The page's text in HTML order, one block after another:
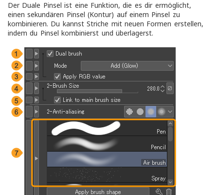
Der Duale Pinsel ist eine Funktion, die es dir ermöglicht,
einen sekundären Pinsel (Kontur) auf einem Pinsel zu
kombinieren. Du kannst Striche mit neuen Formen erstellen,
indem du Pinsel kombinierst und überlagerst.